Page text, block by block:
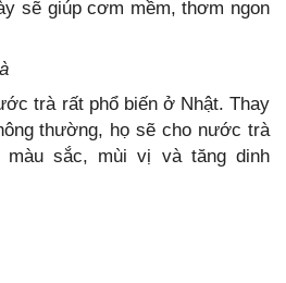
sẽ giúp cơm mềm, thơm ngon
trà rất phổ biến ở Nhật. Thay
thường, họ sẽ cho nước trà
màu sắc, mùi vị và tăng dinh